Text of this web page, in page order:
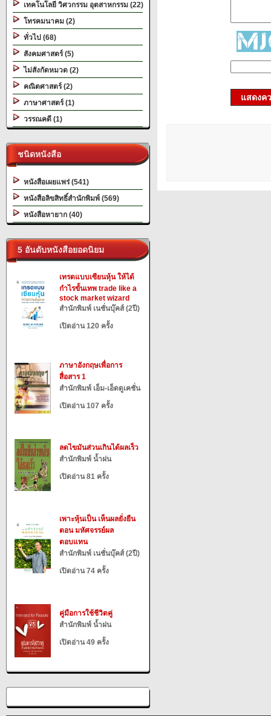
เทคโนโลยี วิศวกรรม อุตสาหกรรม (22)
โทรคมนาคม (2)
ทั่วไป (68)
สังคมศาสตร์ (5)
ไม่สังกัดหมวด (2)
คณิตศาสตร์ (2)
ภาษาศาสตร์ (1)
วรรณคดี (1)
ชนิดหนังสือ
หนังสือเผยแพร่ (541)
หนังสือลิขสิทธิ์สำนักพิมพ์ (569)
หนังสือหายาก (40)
5 อันดับหนังสือยอดนิยม
เทรดแบบเซียนหุ้น ให้ได้
กำไรขั้นเทพ trade like a
stock market wizard
สำนักพิมพ์ เนชั่นบุ๊คส์ (2ปี)
เปิดอ่าน 120 ครั้ง
ภาษาอังกฤษเพื่อการ
สื่อสาร 1
สำนักพิมพ์ เอ็ม-เอ็ดดูเคชั่น
เปิดอ่าน 107 ครั้ง
ลดไขมันส่วนเกินได้ผลเร็ว
สำนักพิมพ์ น้ำฝน
เปิดอ่าน 81 ครั้ง
เพาะหุ้นเป็น เห็นผลยั่งยืน
ตอน มหัศจรรย์ผล
ตอบแทน
สำนักพิมพ์ เนชั่นบุ๊คส์ (2ปี)
เปิดอ่าน 74 ครั้ง
คู่มือการใช้ชีวิตคู่
สำนักพิมพ์ น้ำฝน
เปิดอ่าน 49 ครั้ง
แสดงค